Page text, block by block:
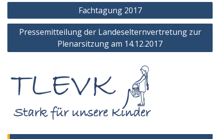
Beitragsnavigation
Fachtagung 2017
Pressemitteilung der Landeselternvertretung zur
Plenarsitzung am 14.12.2017